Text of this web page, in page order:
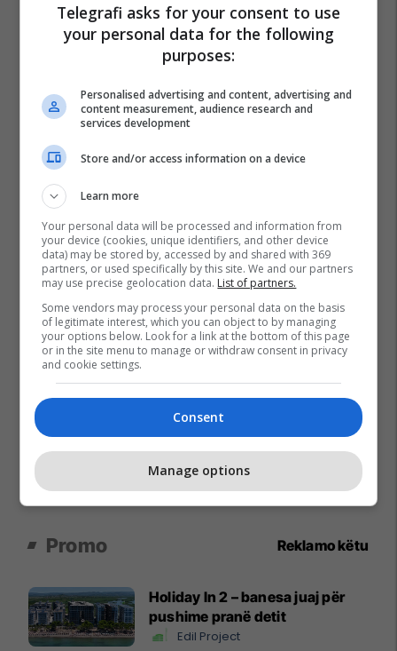
Promo Reklamo këtu
Holiday In 2 – banesa juaj për
pushime pranë detit
Edil Project
Telegrafi asks for your consent to use
your personal data for the following
purposes:
Personalised advertising and content, advertising and
content measurement, audience research and
services development
Store and/or access information on a device
Learn more
Your personal data will be processed and information from
your device (cookies, unique identifiers, and other device
data) may be stored by, accessed by and shared with 369
partners, or used specifically by this site. We and our partners
may use precise geolocation data. List of partners.
Some vendors may process your personal data on the basis
of legitimate interest, which you can object to by managing
your options below. Look for a link at the bottom of this page
or in the site menu to manage or withdraw consent in privacy
and cookie settings.
Consent
Manage options